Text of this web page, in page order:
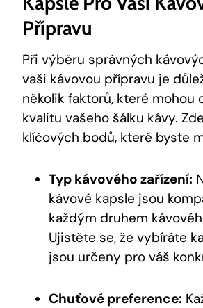
Přípravu
Při výběru správných
vaši kávovou přípravu je
několik faktorů, které mohou
kvalitu vašeho šálku kávy.
klíčových bodů, které byste
Typ kávového zařízení:
kávové kapsle jsou
každým druhem
Ujistěte se, že vybíráte
jsou určeny pro váš
Chuťové preference: